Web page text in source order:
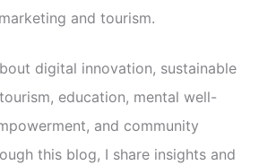
and tourism.
digital innovation, sustainable
education, mental well-
and community
this blog, I share insights and